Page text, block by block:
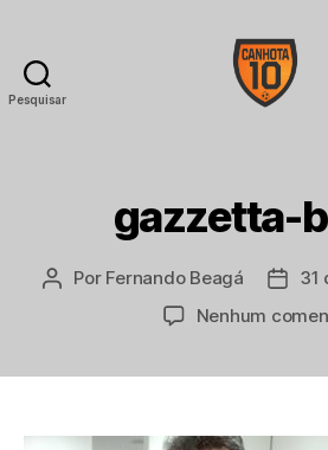
Pesquisar
gazzetta-
Autor
Por Fernando Beagá
Data
31
Nenhum